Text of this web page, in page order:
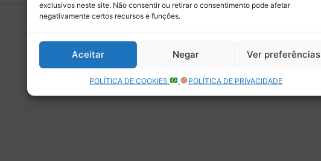
exclusivos neste site. Não consentir ou retirar o consentimento pode afetar
negativamente certos recursos e funções.
Aceitar Negar Ver preferências
POLÍTICA DE COOKIES POLÍTICA DE PRIVACIDADE